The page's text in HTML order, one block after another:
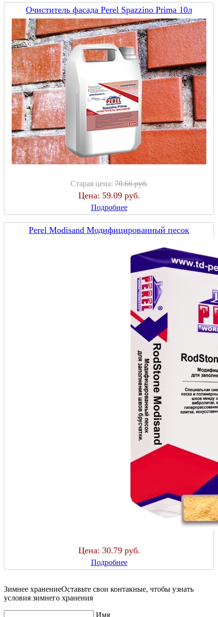
Очиститель фасада Perel Spazzino Prima 10л
Старая цена:70.66 руб.
Цена: 59.09 руб.
Подробнее
Perel Modisand Модифицированный песок
Цена: 30.79 руб.
Подробнее
Зимнее хранениеОставьте свои контакные, чтобы узнать
условия зимнего хранения
Имя